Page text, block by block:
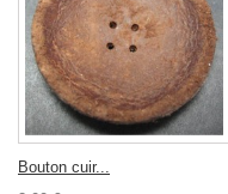
Bouton cuir...